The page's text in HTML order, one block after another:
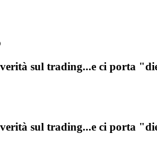
sul trading...e ci porta
sul trading...e ci porta